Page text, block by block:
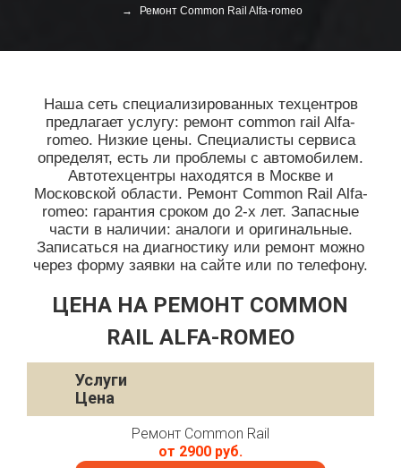
Ремонт Common Rail Alfa-romeo
Наша сеть специализированных техцентров
предлагает услугу: ремонт common rail Alfa-
romeo. Низкие цены. Специалисты сервиса
определят, есть ли проблемы с автомобилем.
Автотехцентры находятся в Москве и
Московской области. Ремонт Common Rail Alfa-
romeo: гарантия сроком до 2-х лет. Запасные
части в наличии: аналоги и оригинальные.
Записаться на диагностику или ремонт можно
через форму заявки на сайте или по телефону.
ЦЕНА НА РЕМОНТ COMMON
RAIL ALFA-ROMEO
Услуги
Цена
Ремонт Common Rail
от 2900 руб.